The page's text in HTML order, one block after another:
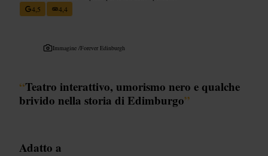
4,5
4,4
Immagine /Forever Edinburgh
“Teatro interattivo, umorismo nero e qualche
brivido nella storia di Edimburgo”
Adatto a